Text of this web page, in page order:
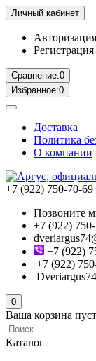
Личный кабинет
Авторизация
Регистрация
Сравнение:0
Избранное:0
Доставка
Политика
О компании
+7 (922) 750-70-69
Позвоните
+7 (922)
+7 (922)
+7 (922)
Dveriargus74
0
Ваша корзина
Каталог